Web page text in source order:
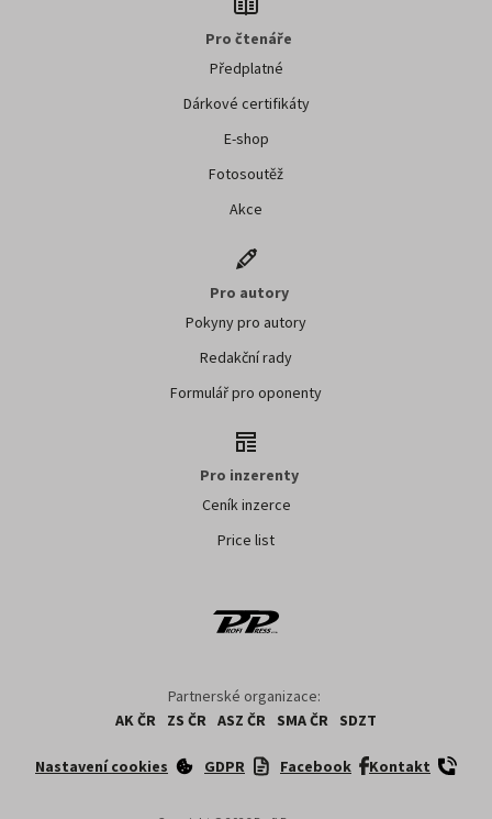
Pro čtenáře
Předplatné
Dárkové certifikáty
E-shop
Fotosoutěž
Akce
Pro autory
Pokyny pro autory
Redakční rady
Formulář pro oponenty
Pro inzerenty
Ceník inzerce
Price list
Partnerské organizace:
AK ČR
ZS ČR ASZ ČR SMA ČR SDZT
Nastavení cookies GDPR Facebook Kontakt